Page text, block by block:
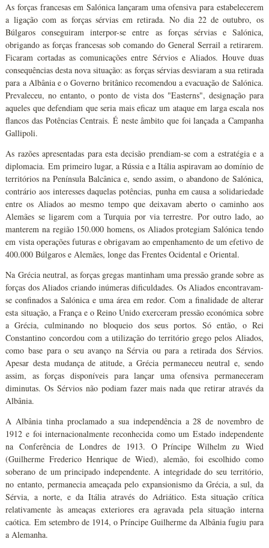
As forças francesas em Salónica lançaram uma ofensiva para estabelecerem
a ligação com as forças sérvias em retirada. No dia 22 de outubro, os
Búlgaros conseguiram interpor-se entre as forças sérvias e Salónica,
obrigando as forças francesas sob comando do General Serrail a retirarem.
Ficaram cortadas as comunicações entre Sérvios e Aliados. Houve duas
consequências desta nova situação: as forças sérvias desviaram a sua retirada
para a Albânia e o Governo britânico recomendou a evacuação de Salónica.
Prevaleceu, no entanto, o ponto de vista dos "Easterns", designação para
aqueles que defendiam que seria mais eficaz um ataque em larga escala nos
flancos das Potências Centrais. É neste âmbito que foi lançada a Campanha
Gallipoli.
As razões apresentadas para esta decisão prendiam-se com a estratégia e a
diplomacia. Em primeiro lugar, a Rússia e a Itália aspiravam ao domínio de
territórios na Península Balcânica e, sendo assim, o abandono de Salónica,
contrário aos interesses daquelas potências, punha em causa a solidariedade
entre os Aliados ao mesmo tempo que deixavam aberto o caminho aos
Alemães se ligarem com a Turquia por via terrestre. Por outro lado, ao
manterem na região 150.000 homens, os Aliados protegiam Salónica tendo
em vista operações futuras e obrigavam ao empenhamento de um efetivo de
400.000 Búlgaros e Alemães, longe das Frentes Ocidental e Oriental.
Na Grécia neutral, as forças gregas mantinham uma pressão grande sobre as
forças dos Aliados criando inúmeras dificuldades. Os Aliados encontravam-
se confinados a Salónica e uma área em redor. Com a finalidade de alterar
esta situação, a França e o Reino Unido exerceram pressão económica sobre
a Grécia, culminando no bloqueio dos seus portos. Só então, o Rei
Constantino concordou com a utilização do território grego pelos Aliados,
como base para o seu avanço na Sérvia ou para a retirada dos Sérvios.
Apesar desta mudança de atitude, a Grécia permaneceu neutral e, sendo
assim, as forças disponíveis para lançar uma ofensiva permaneceram
diminutas. Os Sérvios não podiam fazer mais nada que retirar através da
Albânia.
A Albânia tinha proclamado a sua independência a 28 de novembro de
1912 e foi internacionalmente reconhecida como um Estado independente
na Conferência de Londres de 1913. O Príncipe Wilhelm zu Wied
(Guilherme Frederico Henrique de Wied), alemão, foi escolhido como
soberano de um principado independente. A integridade do seu território,
no entanto, permanecia ameaçada pelo expansionismo da Grécia, a sul, da
Sérvia, a norte, e da Itália através do Adriático. Esta situação crítica
relativamente às ameaças exteriores era agravada pela situação interna
caótica. Em setembro de 1914, o Príncipe Guilherme da Albânia fugiu para
a Alemanha.